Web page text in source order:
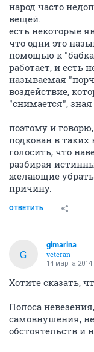
народ часто
вещей.
есть некоторые
что одни это
помощью к
работает, и есть
называемая
воздействие,
"снимается",
поэтому и
подкован в таких
голосить, что
разбирая
желающие убрать
причину.
ОТВЕТИТЬ
G
gimarina
veteran
14 марта 2014
Хотите сказать,
Полоса
самовнушения,
обстоятельств и